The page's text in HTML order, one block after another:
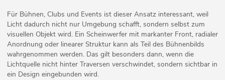
Für Bühnen, Clubs und Events ist dieser Ansatz interessant, weil
Licht dadurch nicht nur Umgebung schafft, sondern selbst zum
visuellen Objekt wird. Ein Scheinwerfer mit markanter Front, radialer
Anordnung oder linearer Struktur kann als Teil des Bühnenbilds
wahrgenommen werden. Das gilt besonders dann, wenn die
Lichtquelle nicht hinter Traversen verschwindet, sondern sichtbar in
ein Design eingebunden wird.